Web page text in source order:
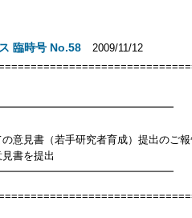
臨時号 No.58
2009/11/12
意見書（若手研究者育成）提出のご報
書を提出